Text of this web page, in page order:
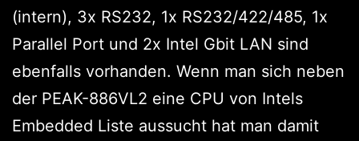
(intern), 3x RS232, 1x RS232/422/485, 1x
Parallel Port und 2x Intel Gbit LAN sind
ebenfalls vorhanden. Wenn man sich neben
der PEAK-886VL2 eine CPU von Intels
Embedded Liste aussucht hat man damit